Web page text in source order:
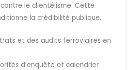
le clientélisme. Cette
la crédibilité publique.
et des audits ferroviaires en
d’enquête et calendrier